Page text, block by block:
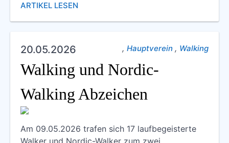
ARTIKEL LESEN
, Hauptverein , Walking
20.05.2026
Walking und Nordic-
Walking Abzeichen
Am 09.05.2026 trafen sich 17 laufbegeisterte
Walker und Nordic-Walker zum zwei